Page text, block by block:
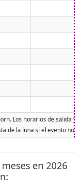
Los horarios de salida
de la luna si el evento no
en 2026